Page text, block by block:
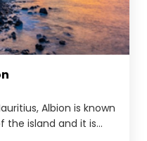
Albion is known
the island and it is